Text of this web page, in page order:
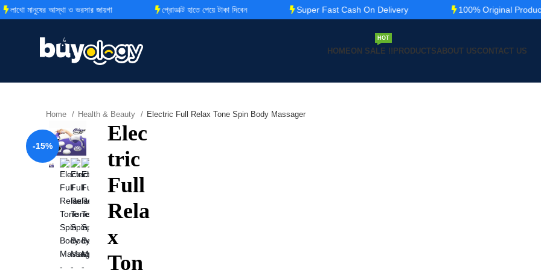
HOMEON SALE !!
HOT
PRODUCTSABOUT USCONTACT US
Home Health & Beauty Electric Full Relax Tone Spin Body Massager
-15%
Elec
tric
Full
Rela
x
Ton
মানুষের আস্থা ও ভরসার জায়গা প্রোডাক্ট হাতে পেয়ে টাকা দিবেন Super Fast Cash On Delivery 100% Original Product